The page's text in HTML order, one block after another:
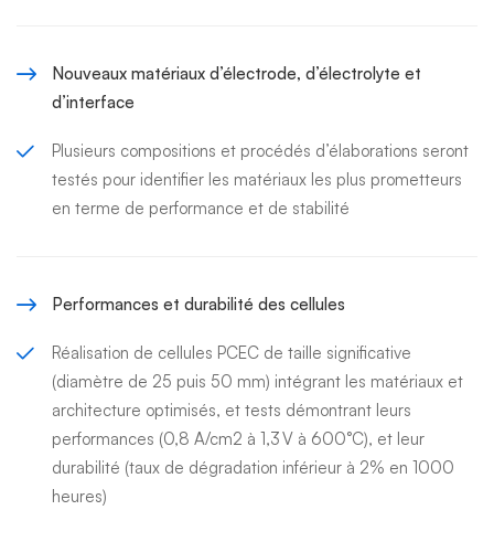
Nouveaux matériaux d’électrode, d’électrolyte et
d’interface
Plusieurs compositions et procédés d’élaborations seront
testés pour identifier les matériaux les plus prometteurs
en terme de performance et de stabilité
Performances et durabilité des cellules
Réalisation de cellules PCEC de taille significative
(diamètre de 25 puis 50 mm) intégrant les matériaux et
architecture optimisés, et tests démontrant leurs
performances (0,8 A/cm2 à 1,3 V à 600°C), et leur
durabilité (taux de dégradation inférieur à 2% en 1000
heures)